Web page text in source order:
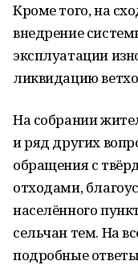
Кроме того, на
внедрение
эксплуатации
ликвидацию
На собрании
и ряд других
обращения с
отходами,
населённого
сельчан тем. На
подробные